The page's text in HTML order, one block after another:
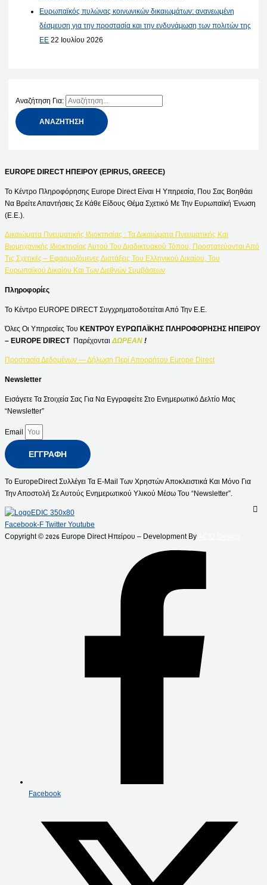
Ευρωπαϊκός πυλώνας κοινωνικών δικαιωμάτων: ανανεωμένη
δέσμευση για την προστασία και την ενδυνάμωση των πολιτών της
ΕΕ 22 Ιουλίου 2026
Αναζήτηση Για:
EUROPE DIRECT ΗΠΕΙΡΟΥ (EPIRUS, GREECE)
Το Κέντρο Πληροφόρησης Europe Direct Είναι Η Υπηρεσία, Που Σας Βοηθάει
Να Βρείτε Απαντήσεις Σε Κάθε Είδους Θέμα Σχετικό Με Την Ευρωπαϊκή Ένωση
(Ε.Ε.).
Δικαιώματα Πνευματικής Ιδιοκτησίας : Τα Δικαιώματα Πνευματικής Και
Βιομηχανικής Ιδιοκτησίας Αυτού Του Διαδικτυακού Τόπου, Προστατεύονται Από
Τις Σχετικές – Εφαρμοζόμενες Διατάξεις Του Ελληνικού Δικαίου, Του
Ευρωπαϊκού Δικαίου Και Των Διεθνών Συμβάσεων
Πληροφορίες
Το Κέντρο EUROPE DIRECT Συγχρηματοδοτείται Από Την Ε.Ε.
Όλες Οι Υπηρεσίες Του ΚΕΝΤΡΟΥ ΕΥΡΩΠΑΪΚΗΣ ΠΛΗΡΟΦΟΡΗΣΗΣ ΗΠΕΙΡΟΥ
– EUROPE DIRECT Παρέχονται ΔΩΡΕΑΝ !
Προστασία Δεδομένων — Δήλωση Περί Απορρήτου Europe Direct
Newsletter
Εισάγετε Τα Στοιχεία Σας Για Να Εγγραφείτε Στο Ενημερωτικό Δελτίο Μας
“Newsletter”
Email
ΕΓΓΡΑΦΉ
Το EuropeDirect Συλλέγει Τα E-Mail Των Χρηστών Αποκλειστικά Και Μόνο Για
Την Αποστολή Σε Αυτούς Ενημερωτικού Υλικού Μέσω Του “Newsletter”.
Facebook-F Twitter Youtube
Copyright © 2026 Europe Direct Ηπείρου – Development By
Facebook